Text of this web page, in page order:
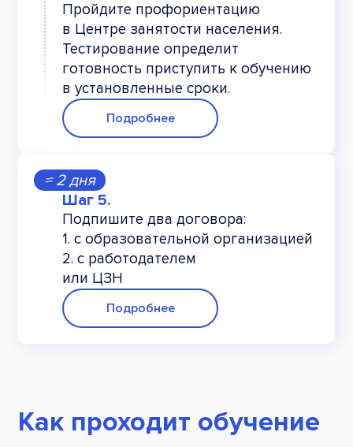
Пройдите профориентацию
в Центре занятости населения.
Тестирование определит
готовность приступить к обучению
в установленные сроки.
Подробнее
≈ 2 дня
Подпишите два договора:
1. с образовательной организацией
2. с работодателем
или ЦЗН
Подробнее
Как проходит обучение